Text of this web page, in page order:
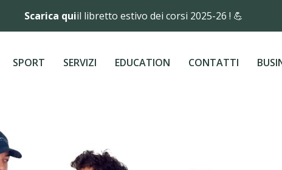
Scarica quiil libretto estivo dei corsi 2025-26 ! 💪
SPORT SERVIZI EDUCATION CONTATTI